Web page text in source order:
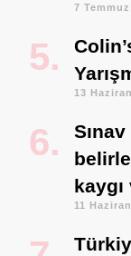
7 Temmuz
13
11